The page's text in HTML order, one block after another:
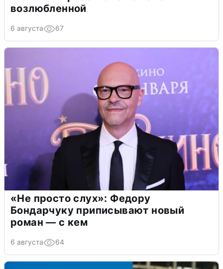
возлюбленной
6 августа 67
«Не просто слух»: Федору
Бондарчуку приписывают новый
роман — с кем
6 августа 64